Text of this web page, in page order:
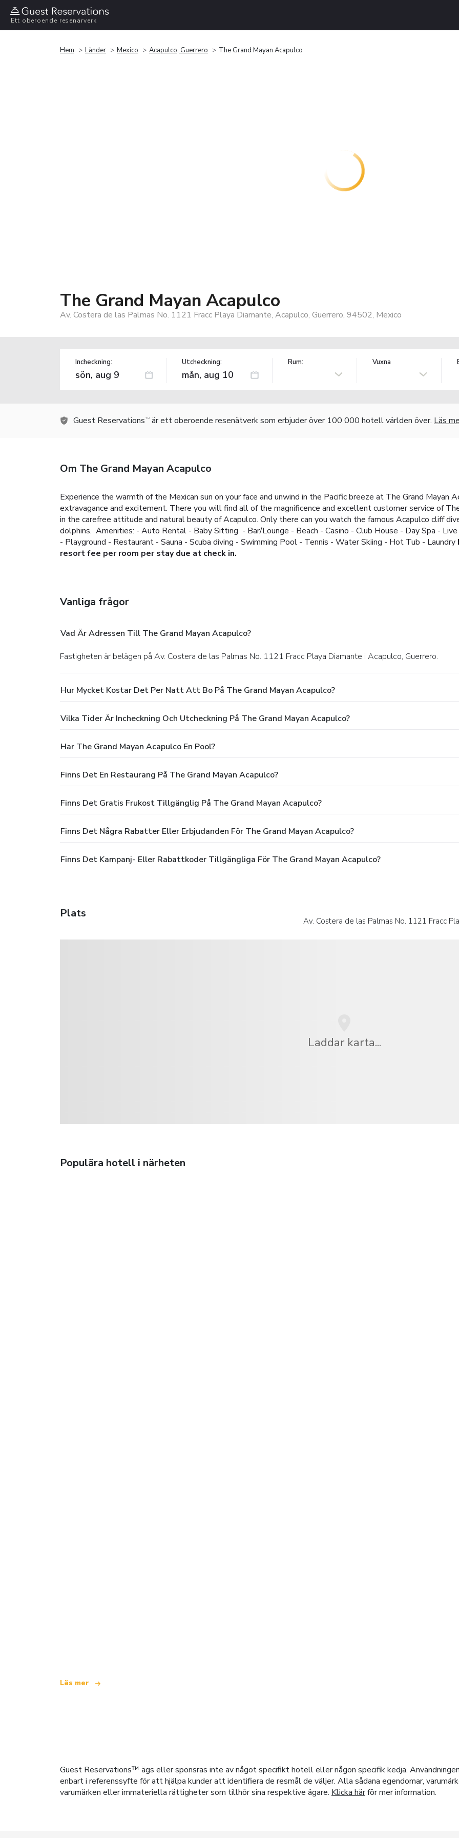
Ett oberoende resenärverk
Hem Länder Mexico Acapulco, Guerrero The Grand Mayan Acapulco
The Grand Mayan Acapulco
Av. Costera de las Palmas No. 1121 Fracc Playa Diamante, Acapulco, Guerrero, 94502, Mexico
Incheckning: Utcheckning: Rum: Vuxna
Guest Reservations TM är ett oberoende resenätverk som erbjuder över 100 000 hotell världen över. Läs
Om The Grand Mayan Acapulco
Experience the warmth of the Mexican sun on your face and unwind in the Pacific breeze at The Grand Mayan
extravagance and excitement. There you will find all of the magnificence and excellent customer service of
in the carefree attitude and natural beauty of Acapulco. Only there can you watch the famous Acapulco cliff
dolphins. Amenities: - Auto Rental - Baby Sitting - Bar/Lounge - Beach - Casino - Club House - Day Spa -
- Playground - Restaurant - Sauna - Scuba diving - Swimming Pool - Tennis - Water Skiing - Hot Tub - Laundry
resort fee per room per stay due at check in.
Vanliga frågor
Vad Är Adressen Till The Grand Mayan Acapulco?
Fastigheten är belägen på Av. Costera de las Palmas No. 1121 Fracc Playa Diamante i Acapulco, Guerrero.
Hur Mycket Kostar Det Per Natt Att Bo På The Grand Mayan Acapulco?
Vilka Tider Är Incheckning Och Utcheckning På The Grand Mayan Acapulco?
Har The Grand Mayan Acapulco En Pool?
Finns Det En Restaurang På The Grand Mayan Acapulco?
Finns Det Gratis Frukost Tillgänglig På The Grand Mayan Acapulco?
Finns Det Några Rabatter Eller Erbjudanden För The Grand Mayan Acapulco?
Finns Det Kampanj- Eller Rabattkoder Tillgängliga För The Grand Mayan Acapulco?
Plats
Av. Costera de las Palmas No. 1121 Fracc
Laddar karta...
Populära hotell i närheten
Läs mer
Guest Reservations™ ägs eller sponsras inte av något specifikt hotell eller någon specifik kedja.
enbart i referenssyfte för att hjälpa kunder att identifiera de resmål de väljer. Alla sådana egendomar,
varumärken eller immateriella rättigheter som tillhör sina respektive ägare. Klicka härför mer information.